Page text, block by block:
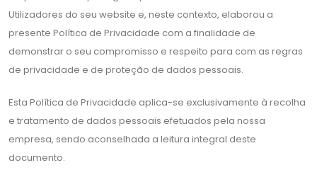
Utilizadores do seu website e, neste contexto, elaborou a
presente Política de Privacidade com a finalidade de
demonstrar o seu compromisso e respeito para com as regras
de privacidade e de proteção de dados pessoais.
Esta Política de Privacidade aplica-se exclusivamente à recolha
e tratamento de dados pessoais efetuados pela nossa
empresa, sendo aconselhada a leitura integral deste
documento.